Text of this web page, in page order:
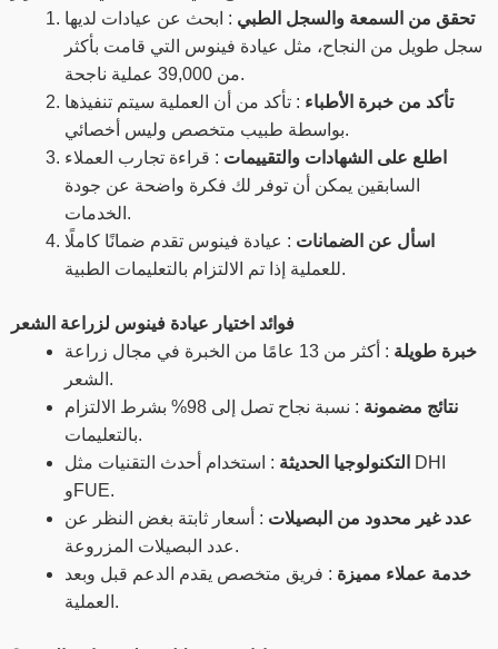
تحقق من السمعة والسجل الطبي : ابحث عن عيادات لديها
سجل طويل من النجاح، مثل عيادة فينوس التي قامت بأكثر
من 39,000 عملية ناجحة.
تأكد من خبرة الأطباء : تأكد من أن العملية سيتم تنفيذها
بواسطة طبيب متخصص وليس أخصائي.
اطلع على الشهادات والتقييمات : قراءة تجارب العملاء
السابقين يمكن أن توفر لك فكرة واضحة عن جودة
الخدمات.
اسأل عن الضمانات : عيادة فينوس تقدم ضمانًا كاملًا
للعملية إذا تم الالتزام بالتعليمات الطبية.
فوائد اختيار عيادة فينوس لزراعة الشعر
خبرة طويلة
: أكثر من 13 عامًا من الخبرة في مجال زراعة
الشعر.
نتائج مضمونة
: نسبة نجاح تصل إلى 98% بشرط الالتزام
بالتعليمات.
التكنولوجيا الحديثة : استخدام أحدث التقنيات مثل DHI
وFUE.
عدد غير محدود من البصيلات : أسعار ثابتة بغض النظر عن
عدد البصيلات المزروعة.
خدمة عملاء مميزة : فريق متخصص يقدم الدعم قبل وبعد
العملية.